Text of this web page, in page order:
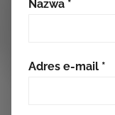
Nazwa *
Adres e-mail *